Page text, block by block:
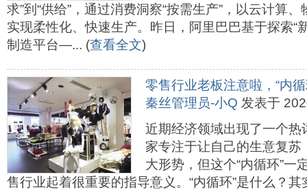
求”到“供给”，通过消费洞察“按需生产”，以云计算
实现柔性化、快速生产。昨日，阿里巴巴基于探索“
制造平台—... (查看全文)
零售行业老板注意啦，“内
秦丝管理员-小Q 发表于
近期经济领域出现了一个热
家专注于让自己的生意复
大形势，但这个“内循环”一
售行业起着很重要的指导意义。“内循环”是什么？